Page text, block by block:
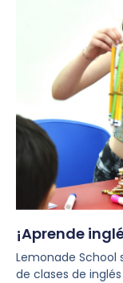
¡Aprende
Lemonade
de clases de